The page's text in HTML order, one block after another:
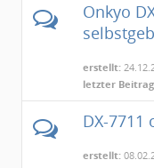
Onkyo
erstellt:
letzter
DX-7711
erstellt: